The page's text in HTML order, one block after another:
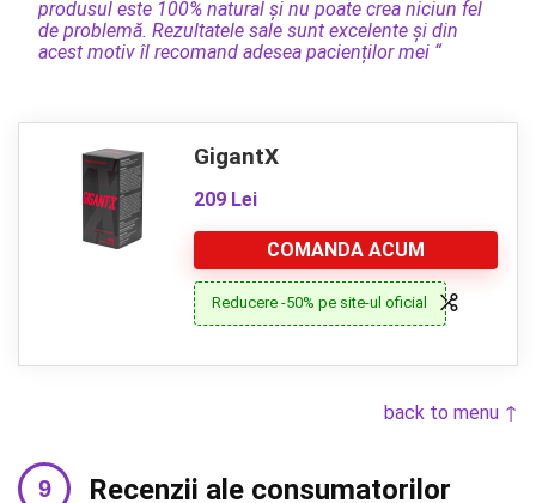
produsul este 100% natural și nu poate crea niciun fel
de problemă. Rezultatele sale sunt excelente și din
acest motiv îl recomand adesea pacienților mei “
GigantX
209 Lei
COMANDA ACUM
Reducere -50% pe site-ul oficial
back to menu ↑
Recenzii ale consumatorilor